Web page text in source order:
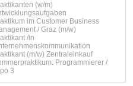
(w/m)
im Customer Business
/ Graz (m/w)
/in
(m/w) Zentraleinkauf
Programmierer /
3